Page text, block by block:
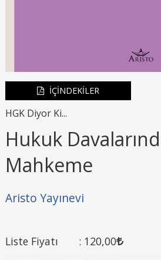
İÇİNDEKİLER
HGK Diyor Ki...
Hukuk
Mahkeme
Aristo Yayınevi
Liste Fiyatı : 120,00